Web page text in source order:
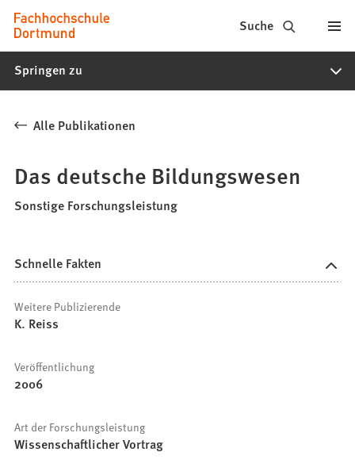
Inhalt anspringen
Fachhochschule
Dortmund
-
Studiengänge,
Bewerbung
Suche
Springen zu
Alle Publikationen
Das deutsche Bildungswesen
Sonstige Forschungsleistung
Schnelle Fakten
Weitere Publizierende
K. Reiss
Veröffentlichung
2006
Art der Forschungsleistung
Wissenschaftlicher Vortrag